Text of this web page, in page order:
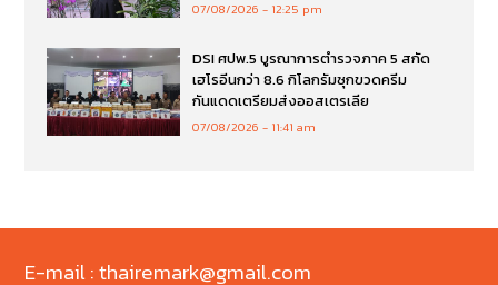
07/08/2026 12:25 pm
DSI ศปพ.5 บูรณาการตำรวจภาค 5 สกัด
เฮโรอีนกว่า 8.6 กิโลกรัมซุกขวดครีม
กันแดดเตรียมส่งออสเตรเลีย
07/08/2026 11:41 am
E-mail : thairemark@gmail.com